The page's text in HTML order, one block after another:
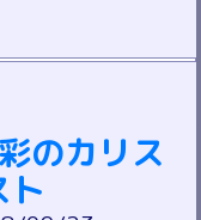
のカリス
ト